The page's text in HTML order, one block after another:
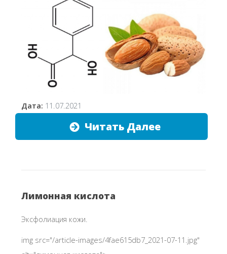
Дата: 11.07.2021
Читать Далее
Лимонная кислота
Эксфолиация кожи.
img src="/article-images/4fae615db7_2021-07-11.jpg"